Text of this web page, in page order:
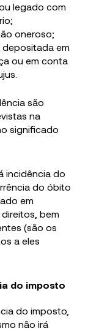
legado com
oneroso;
em
ou em conta
são
na
significado
incidência do
do óbito
em
bem
(são os
a eles
do imposto
do imposto,
não irá